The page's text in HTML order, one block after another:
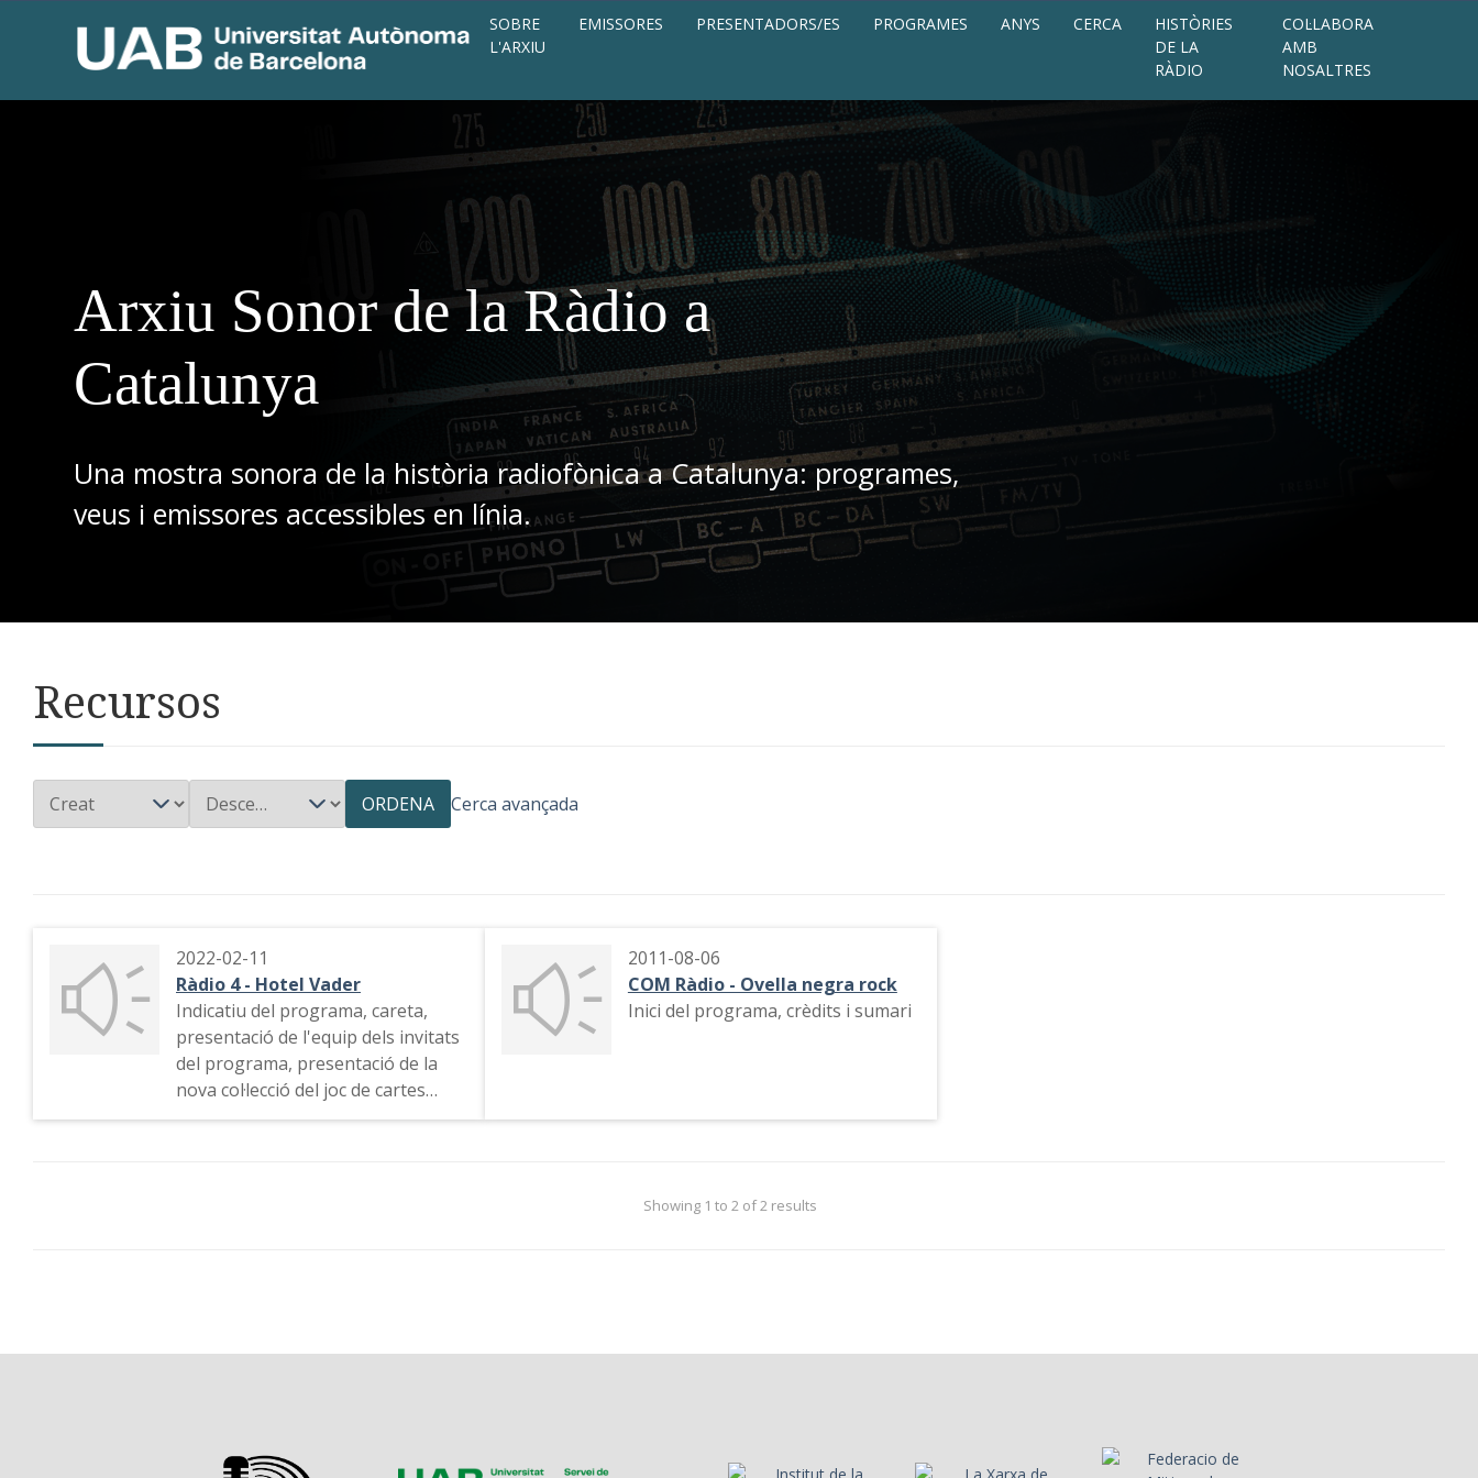
SOBRE
L'ARXIU
EMISSORES PRESENTADORS/ES PROGRAMES ANYS CERCA
HISTÒRIES
DE LA
RÀDIO
COL·LABORA
AMB
NOSALTRES
Arxiu Sonor de la Ràdio a
Catalunya
Una mostra sonora de la història radiofònica a Catalunya: programes,
veus i emissores accessibles en línia.
Recursos
ORDENA Cerca avançada
2022-02-11
Ràdio 4 - Hotel Vader
Indicatiu del programa, careta,
presentació de l'equip dels invitats
del programa, presentació de la
nova col·lecció del joc de cartes
japonès "Kamigawa: Neon
2011-08-06
COM Ràdio - Ovella negra rock
Inici del programa, crèdits i sumari
Showing 1 to 2 of 2 results